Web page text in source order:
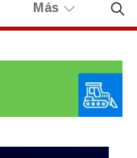
Más